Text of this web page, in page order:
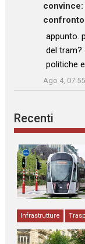
confronto
: “
appunto.
del tram?
politiche
”
Ago 4, 07:55
Recenti
Infrastrutture